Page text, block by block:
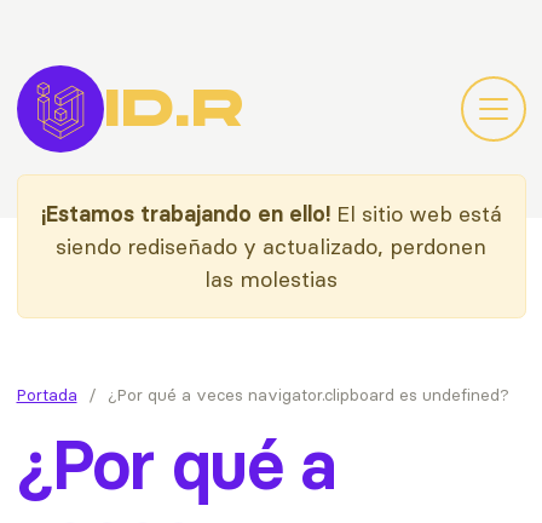
ID.R
¡Estamos trabajando en ello! El sitio web está
siendo rediseñado y actualizado, perdonen
las molestias
Portada ¿Por qué a veces navigator.clipboard es undefined?
¿Por qué a